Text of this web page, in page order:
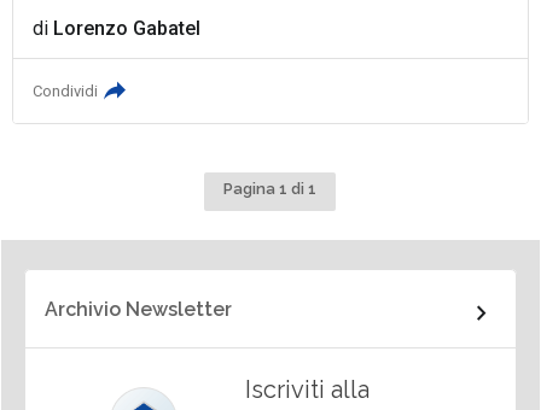
di Lorenzo Gabatel
Condividi
Pagina 1 di 1
Archivio Newsletter
Iscriviti alla